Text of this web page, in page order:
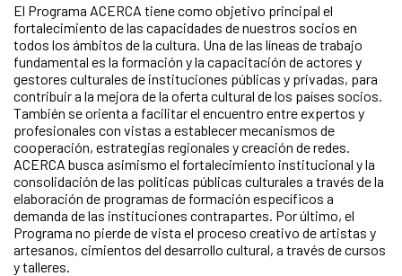
El Programa ACERCA tiene como objetivo principal el
fortalecimiento de las capacidades de nuestros socios en
todos los ámbitos de la cultura. Una de las líneas de trabajo
fundamental es la formación y la capacitación de actores y
gestores culturales de instituciones públicas y privadas, para
contribuir a la mejora de la oferta cultural de los países socios.
También se orienta a facilitar el encuentro entre expertos y
profesionales con vistas a establecer mecanismos de
cooperación, estrategias regionales y creación de redes.
ACERCA busca asimismo el fortalecimiento institucional y la
consolidación de las políticas públicas culturales a través de la
elaboración de programas de formación específicos a
demanda de las instituciones contrapartes. Por último, el
Programa no pierde de vista el proceso creativo de artistas y
artesanos, cimientos del desarrollo cultural, a través de cursos
y talleres.